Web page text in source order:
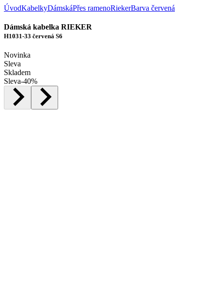
ÚvodKabelkyDámskáPřes ramenoRiekerBarva červená
Dámská kabelka RIEKER
H1031-33 červená S6
Novinka
Sleva
Skladem
Sleva-40%